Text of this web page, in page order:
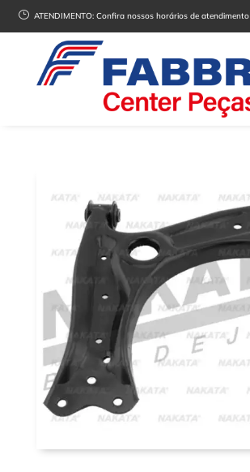
} ATENDIMENTO:Confira nossos horários de atendimento